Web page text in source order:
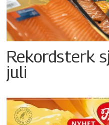
Rekordsterk
juli